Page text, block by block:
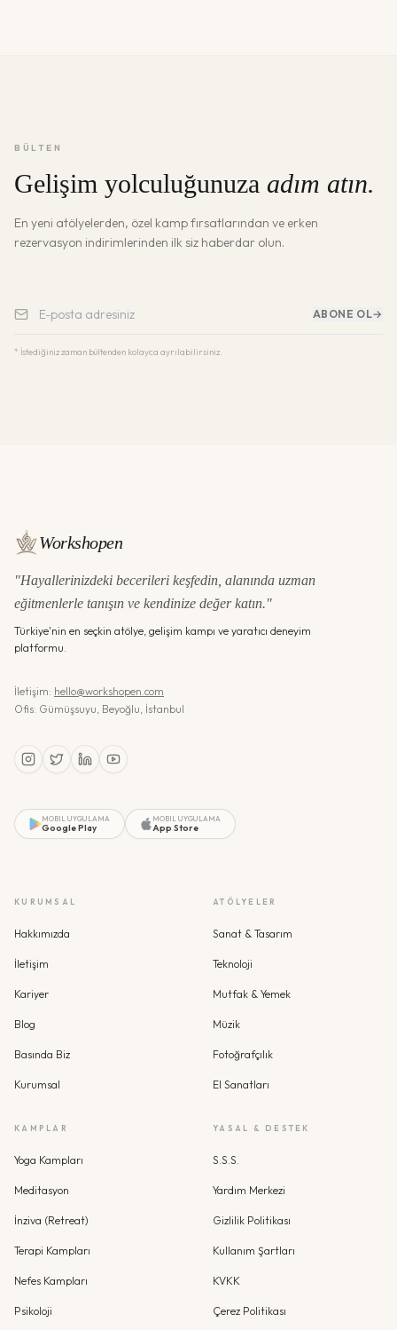
BÜLTEN
Gelişim yolculuğunuza adım atın.
En yeni atölyelerden, özel kamp fırsatlarından ve erken
rezervasyon indirimlerinden ilk siz haberdar olun.
ABONE OL→
* İstediğiniz zaman bültenden kolayca ayrılabilirsiniz.
Workshopen
"Hayallerinizdeki becerileri keşfedin, alanında uzman
eğitmenlerle tanışın ve kendinize değer katın."
Türkiye'nin en seçkin atölye, gelişim kampı ve yaratıcı deneyim
platformu.
İletişim: hello@workshopen.com
Ofis: Gümüşsuyu, Beyoğlu, İstanbul
MOBIL UYGULAMA
Google Play
MOBIL UYGULAMA
App Store
KURUMSAL
Hakkımızda
İletişim
Kariyer
Blog
Basında Biz
Kurumsal
ATÖLYELER
Sanat & Tasarım
Teknoloji
Mutfak & Yemek
Müzik
Fotoğrafçılık
El Sanatları
KAMPLAR
Yoga Kampları
Meditasyon
İnziva (Retreat)
Terapi Kampları
Nefes Kampları
Psikoloji
YASAL & DESTEK
S.S.S.
Yardım Merkezi
Gizlilik Politikası
Kullanım Şartları
KVKK
Çerez Politikası